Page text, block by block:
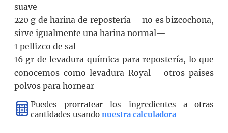
suave
220 g deharina de repostería—no es bizcochona,
sirve igualmente una harina normal—
1 pellizco de sal
16 gr delevadura química para repostería, lo que
conocemos como levadura Royal —otros paises
polvos para hornear—
Puedes prorratear los ingredientes a otras
cantidades usando nuestra calculadora